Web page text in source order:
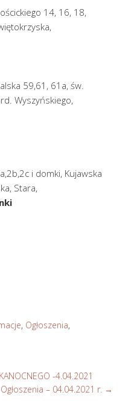
14, 16, 18,
59,61, 61a, św.
Wyszyńskiego,
i domki, Kujawska
Stara,
, Ogłoszenia,
-4.04.2021
Ogłoszenia – 04.04.2021 r. →